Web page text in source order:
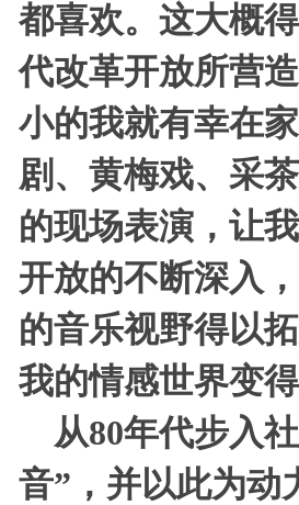
都喜欢。这大概
代改革开放所营
小的我就有幸在
剧、黄梅戏、采
的现场表演，让
开放的不断深入
的音乐视野得以
我的情感世界变
从80年代步入
音”，并以此为动